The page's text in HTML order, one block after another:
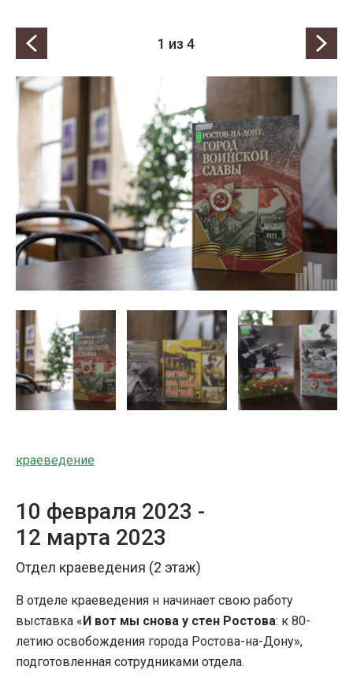
1 из 4
краеведение
10 февраля 2023 -
12 марта 2023
Отдел краеведения (2 этаж)
В отделе краеведения н начинает свою работу
выставка « И вот мы снова у стен Ростова: к 80-
летию освобождения города Ростова-на-Дону»,
подготовленная сотрудниками отдела.